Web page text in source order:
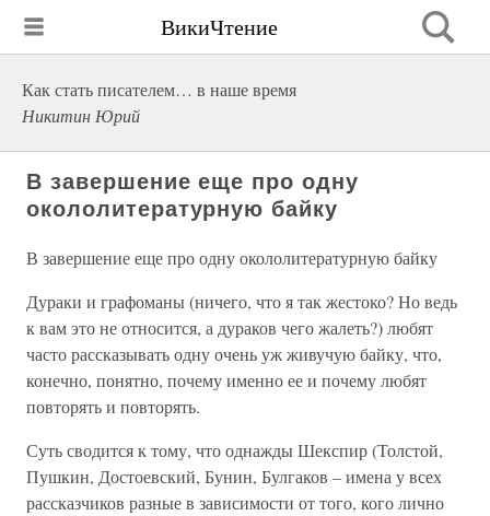
ВикиЧтение
Как стать писателем… в наше время
Никитин Юрий
В завершение еще про одну
окололитературную байку
В завершение еще про одну окололитературную байку
Дураки и графоманы (ничего, что я так жестоко? Но ведь
к вам это не относится, а дураков чего жалеть?) любят
часто рассказывать одну очень уж живучую байку, что,
конечно, понятно, почему именно ее и почему любят
повторять и повторять.
Суть сводится к тому, что однажды Шекспир (Толстой,
Пушкин, Достоевский, Бунин, Булгаков – имена у всех
рассказчиков разные в зависимости от того, кого лично